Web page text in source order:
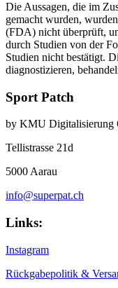
Die Aussagen, die im
gemacht wurden,
(FDA) nicht überprüft,
durch Studien von der
Studien nicht bestätigt.
diagnostizieren,
Sport Patch
by KMU Digitalisierung
Tellistrasse 21d
5000 Aarau
info@superpat.ch
Links:
Instagram
Rückgabepolitik &